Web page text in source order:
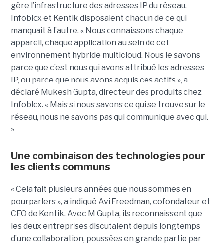
gère l’infrastructure des adresses IP du réseau.
Infoblox et Kentik disposaient chacun de ce qui
manquait à l’autre. « Nous connaissons chaque
appareil, chaque application au sein de cet
environnement hybride multicloud. Nous le savons
parce que c’est nous qui avons attribué les adresses
IP, ou parce que nous avons acquis ces actifs », a
déclaré Mukesh Gupta, directeur des produits chez
Infoblox. « Mais si nous savons ce qui se trouve sur le
réseau, nous ne savons pas qui communique avec qui.
»
Une combinaison des technologies pour
les clients communs
« Cela fait plusieurs années que nous sommes en
pourparlers », a indiqué Avi Freedman, cofondateur et
CEO de Kentik. Avec M Gupta, ils reconnaissent que
les deux entreprises discutaient depuis longtemps
d’une collaboration, poussées en grande partie par